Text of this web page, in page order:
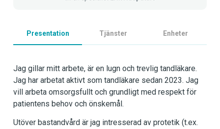
Presentation Tjänster Enheter
Jag gillar mitt arbete, är en lugn och trevlig tandläkare.
Jag har arbetat aktivt som tandläkare sedan 2023. Jag
vill arbeta omsorgsfullt och grundligt med respekt för
patientens behov och önskemål.
Utöver bastandvård är jag intresserad av protetik (t.ex.